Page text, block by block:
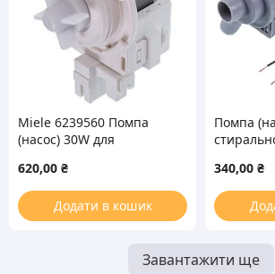
Miele 6239560 Помпа
(насос) 30W для
620,00 ₴
Додати в кошик
Помпа
PX1-40A
Saturn)
340,00 ₴
Завантажити ще